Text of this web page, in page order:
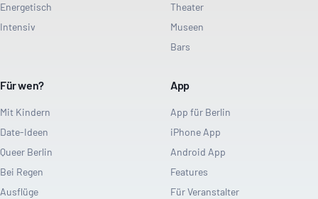
Energetisch
Intensiv
Theater
Museen
Bars
Für wen?
Mit Kindern
Date-Ideen
Queer Berlin
Bei Regen
Ausflüge
App
App für Berlin
iPhone App
Android App
Features
Für Veranstalter